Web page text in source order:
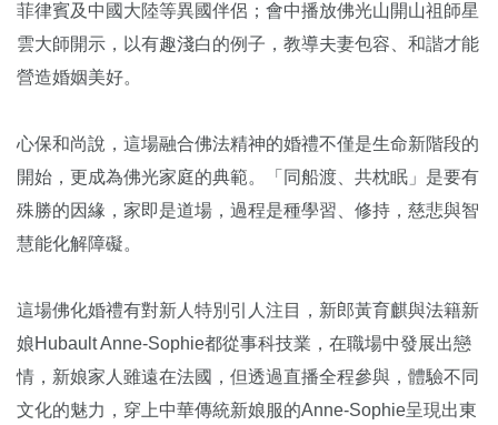
菲律賓及中國大陸等異國伴侶；會中播放佛光山開山祖師星
雲大師開示，以有趣淺白的例子，教導夫妻包容、和諧才能
營造婚姻美好。
心保和尚說，這場融合佛法精神的婚禮不僅是生命新階段的
開始，更成為佛光家庭的典範。「同船渡、共枕眠」是要有
殊勝的因緣，家即是道場，過程是種學習、修持，慈悲與智
慧能化解障礙。
這場佛化婚禮有對新人特別引人注目，新郎黃育麒與法籍新
娘Hubault Anne-Sophie都從事科技業，在職場中發展出戀
情，新娘家人雖遠在法國，但透過直播全程參與，體驗不同
文化的魅力，穿上中華傳統新娘服的Anne-Sophie呈現出東